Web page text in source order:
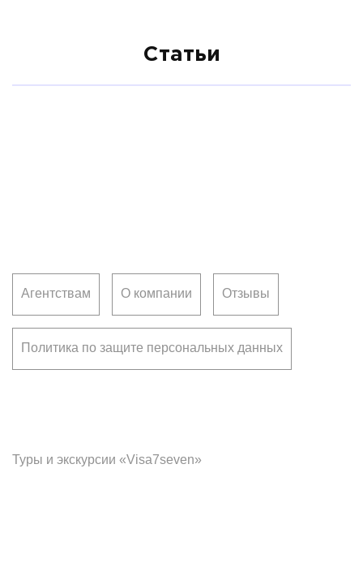
Статьи
Агентствам О компании Отзывы
Политика по защите персональных данных
Туры и экскурсии «Visa7seven»